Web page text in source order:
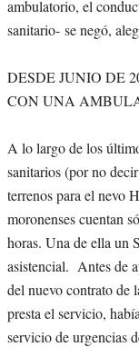
ambulatorio, el
sanitario- se negó,
DESDE JUNIO DE
CON UNA
A lo largo de los
sanitarios (por no
terrenos para el nevo
moronenses cuentan
horas. Una de ella un
asistencial. Antes de
del nuevo contrato de
presta el servicio,
servicio de urgencias